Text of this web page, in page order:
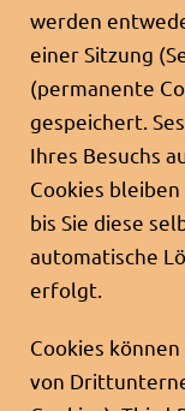
werden
einer Sitzung
(permanente
gespeichert.
Ihres Besuchs
Cookies
bis Sie diese
automatische
erfolgt.
Cookies
von